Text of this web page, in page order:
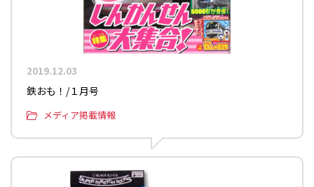
2019.12.03
鉄おも！/１月号
メディア掲載情報